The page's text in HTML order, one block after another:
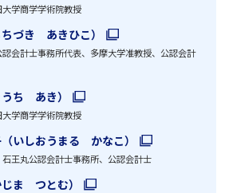
学商学学術院教授
づき あきひこ）
会計士事務所代表、多摩大学准教授、公認会計
ち あき）
学商学学術院教授
いしおうまる かなこ）
王丸公認会計士事務所、公認会計士
ま つとむ）